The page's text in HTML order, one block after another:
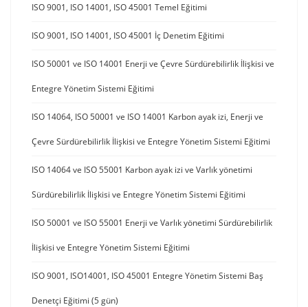
ISO 9001, ISO 14001, ISO 45001 Temel Eğitimi
ISO 9001, ISO 14001, ISO 45001 İç Denetim Eğitimi
ISO 50001 ve ISO 14001 Enerji ve Çevre Sürdürebilirlik İlişkisi ve
Entegre Yönetim Sistemi Eğitimi
ISO 14064, ISO 50001 ve ISO 14001 Karbon ayak izi, Enerji ve
Çevre Sürdürebilirlik İlişkisi ve Entegre Yönetim Sistemi Eğitimi
ISO 14064 ve ISO 55001 Karbon ayak izi ve Varlık yönetimi
Sürdürebilirlik İlişkisi ve Entegre Yönetim Sistemi Eğitimi
ISO 50001 ve ISO 55001 Enerji ve Varlık yönetimi Sürdürebilirlik
İlişkisi ve Entegre Yönetim Sistemi Eğitimi
ISO 9001, ISO14001, ISO 45001 Entegre Yönetim Sistemi Baş
Denetçi Eğitimi (5 gün)